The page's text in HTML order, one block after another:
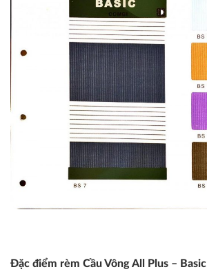
Đặc điểm rèm Cầu Vông All Plus – Basic